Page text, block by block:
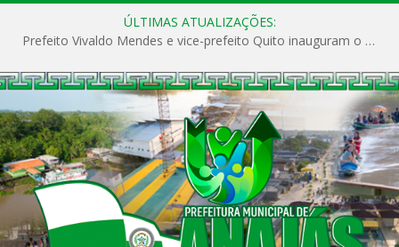
ÚLTIMAS ATUALIZAÇÕES:
Prefeito Vivaldo Mendes e vice-prefeito Quito inauguram o CAPS e fortalecem a saúde pública em Anajás.